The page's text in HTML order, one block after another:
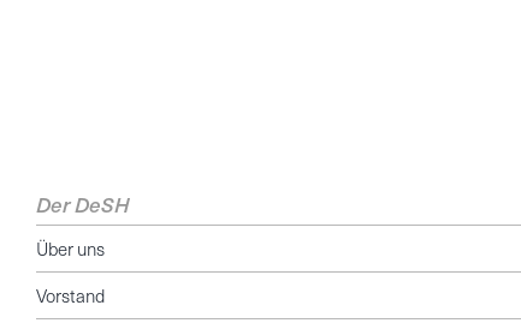
Der DeSH
Über uns
Vorstand